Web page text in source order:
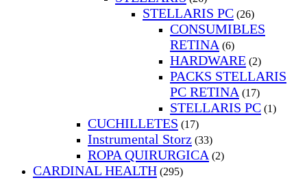
STELLARIS PC (26)
CONSUMIBLES
RETINA (6)
HARDWARE (2)
PACKS STELLARIS
PC RETINA (17)
STELLARIS PC (1)
CUCHILLETES (17)
Instrumental Storz (33)
ROPA QUIRURGICA (2)
CARDINAL HEALTH (295)